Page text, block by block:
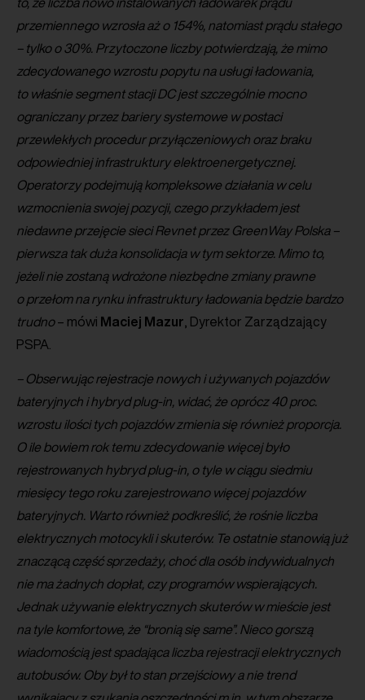
przemiennego wzrosła aż o 154%, natomiast prądu stałego
– tylko o 30%. Przytoczone liczby potwierdzają, że mimo
zdecydowanego wzrostu popytu na usługi ładowania,
to właśnie segment stacji DC jest szczególnie mocno
ograniczany przez bariery systemowe w postaci
przewlekłych procedur przyłączeniowych oraz braku
odpowiedniej infrastruktury elektroenergetycznej.
Operatorzy podejmują kompleksowe działania w celu
wzmocnienia swojej pozycji, czego przykładem jest
niedawne przejęcie sieci Revnet przez GreenWay Polska –
pierwsza tak duża konsolidacja w tym sektorze. Mimo to,
jeżeli nie zostaną wdrożone niezbędne zmiany prawne
o przełom na rynku infrastruktury ładowania będzie bardzo
trudno– mówi Maciej Mazur , Dyrektor Zarządzający
PSPA.
– Obserwując rejestracje nowych i używanych pojazdów
bateryjnych i hybryd plug-in, widać, że oprócz 40 proc.
wzrostu ilości tych pojazdów zmienia się również proporcja.
O ile bowiem rok temu zdecydowanie więcej było
rejestrowanych hybryd plug-in, o tyle w ciągu siedmiu
miesięcy tego roku zarejestrowano więcej pojazdów
bateryjnych. Warto również podkreślić, że rośnie liczba
elektrycznych motocykli i skuterów. Te ostatnie stanowią już
znaczącą część sprzedaży, choć dla osób indywidualnych
nie ma żadnych dopłat, czy programów wspierających.
Jednak używanie elektrycznych skuterów w mieście jest
na tyle komfortowe, że “bronią się same”. Nieco gorszą
wiadomością jest spadająca liczba rejestracji elektrycznych
autobusów. Oby był to stan przejściowy a nie trend